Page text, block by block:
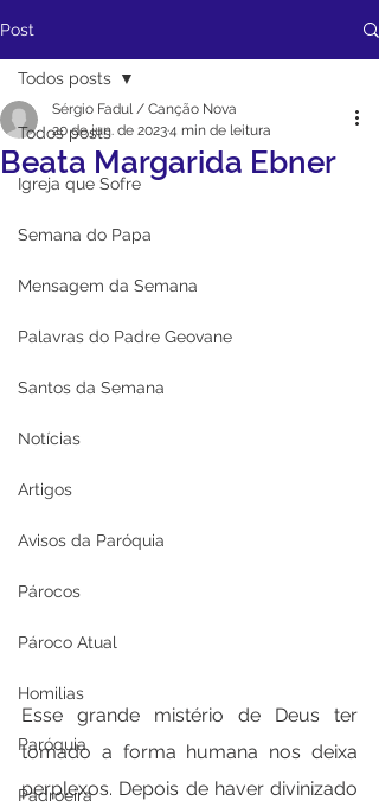
Post
Todos posts
Igreja que Sofre
Semana do Papa
Mensagem da Semana
Palavras do Padre Geovane
Santos da Semana
Notícias
Artigos
Avisos da Paróquia
Párocos
Pároco Atual
Homilias
Paróquia
Padroeira
Todos posts
Beata Margarida Ebner
Sérgio Fadul / Canção Nova
20 de jun. de 20234 min de leitura
Esse grande mistério de Deus ter
tomado a forma humana nos deixa
perplexos. Depois de haver divinizado